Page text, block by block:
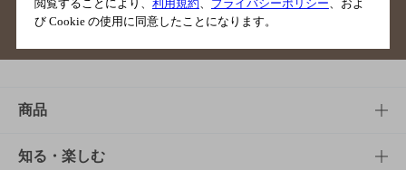
サイトマップ ご意見・ご感想
商品
商品TOP
知る・楽しむ
閲覧することにより、 利用規約、 プライバシーポリシー、およ
び Cookie の使用に同意したことになります。